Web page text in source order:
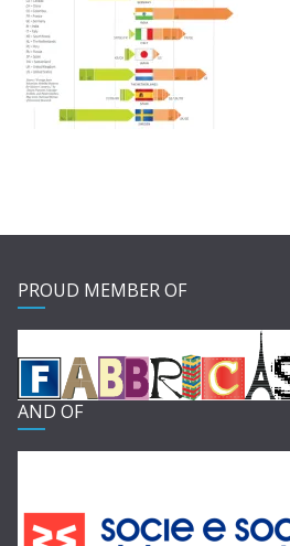
PROUD MEMBER OF
AND OF